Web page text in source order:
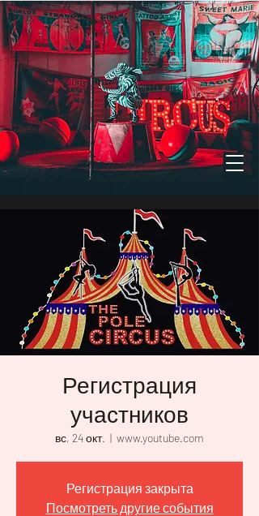
Регистрация
участников
вс, 24 окт.
  |
www.youtube.com
Регистрация закрыта
Посмотреть другие события